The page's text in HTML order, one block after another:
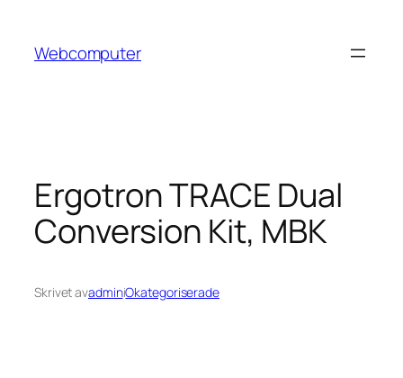
innehåll
Webcomputer
Ergotron TRACE Dual
Conversion Kit, MBK
Skrivet avadminiOkategoriserade